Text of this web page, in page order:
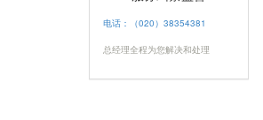
电话：（020）38354381
总经理全程为您解决和处理